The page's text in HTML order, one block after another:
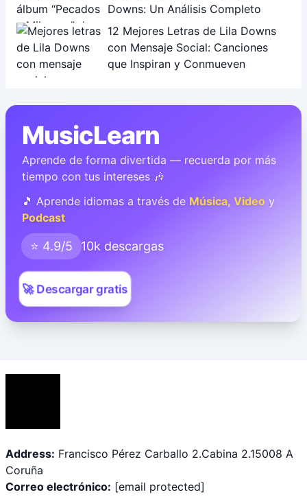
Downs: Un Análisis Completo
12 Mejores Letras de Lila Downs
con Mensaje Social: Canciones
que Inspiran y Conmueven
MusicLearn
Aprende de forma divertida — recuerda por más
tiempo con tus intereses 🎶
🎵 Aprende idiomas a través de Música, Video y
Podcast
⭐ 4.9/5 10k descargas
🚀 Descargar gratis
Address: Francisco Pérez Carballo 2.Cabina 2.15008 A
Coruña
Correo electrónico: [email protected]